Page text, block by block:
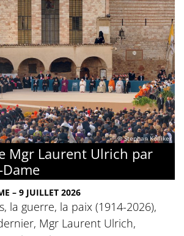
© Stephan Kölliker
Mgr Laurent Ulrich par
– 9 JUILLET 2026
la guerre, la paix (1914-2026),
Mgr Laurent Ulrich,